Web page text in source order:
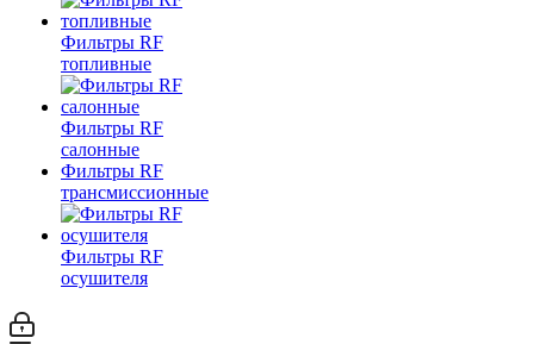
Фильтры RF
топливные
Фильтры RF
салонные
Фильтры RF
трансмиссионные
Фильтры RF
осушителя